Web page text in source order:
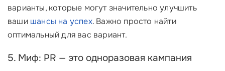
варианты, которые могут значительно улучшить
ваши шансы на успех. Важно просто найти
оптимальный для вас вариант.
5. Миф: PR — это одноразовая кампания